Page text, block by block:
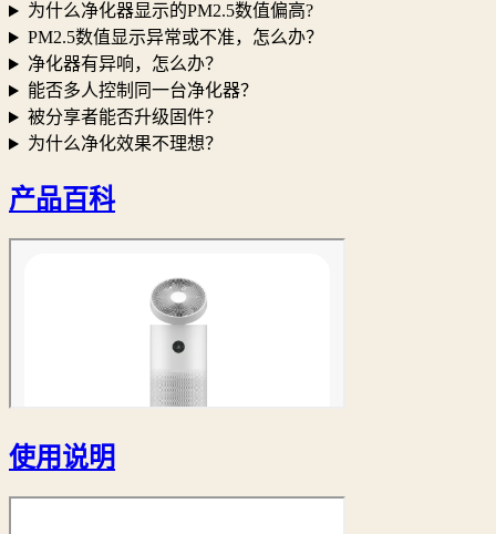
为什么净化器显示的PM2.5数值偏高?
PM2.5数值显示异常或不准，怎么办？
净化器有异响，怎么办？
能否多人控制同一台净化器？
被分享者能否升级固件？
为什么净化效果不理想？
产品百科
使用说明